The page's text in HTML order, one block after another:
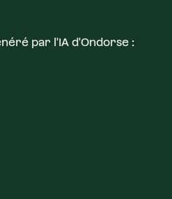
par l'IA d'Ondorse :